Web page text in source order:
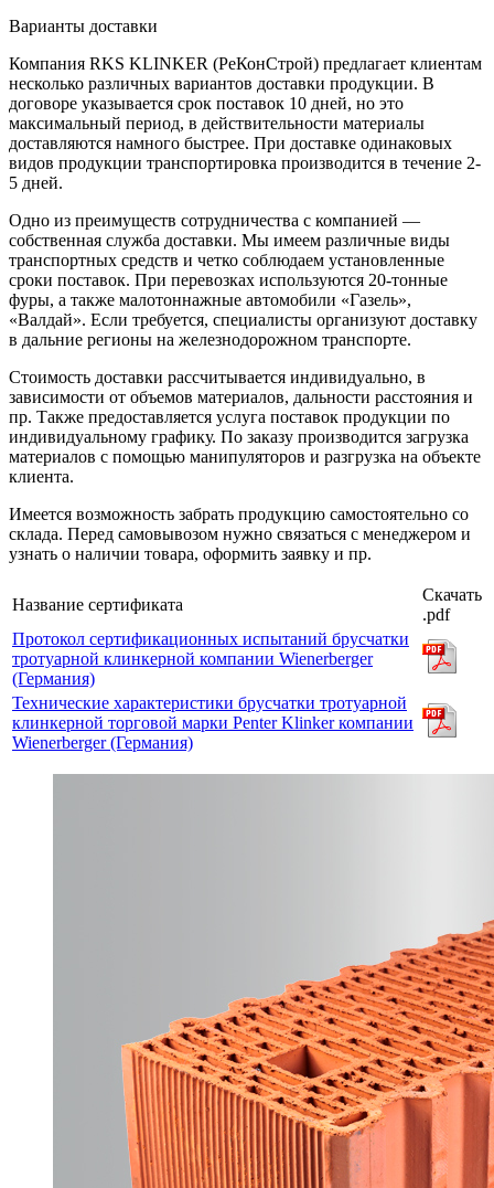
Варианты доставки
Компания RKS KLINKER (РеКонСтрой) предлагает клиентам
несколько различных вариантов доставки продукции. В
договоре указывается срок поставок 10 дней, но это
максимальный период, в действительности материалы
доставляются намного быстрее. При доставке одинаковых
видов продукции транспортировка производится в течение 2-
5 дней.
Одно из преимуществ сотрудничества с компанией —
собственная служба доставки. Мы имеем различные виды
транспортных средств и четко соблюдаем установленные
сроки поставок. При перевозках используются 20-тонные
фуры, а также малотоннажные автомобили «Газель»,
«Валдай». Если требуется, специалисты организуют доставку
в дальние регионы на железнодорожном транспорте.
Стоимость доставки рассчитывается индивидуально, в
зависимости от объемов материалов, дальности расстояния и
пр. Также предоставляется услуга поставок продукции по
индивидуальному графику. По заказу производится загрузка
материалов с помощью манипуляторов и разгрузка на объекте
клиента.
Имеется возможность забрать продукцию самостоятельно со
склада. Перед самовывозом нужно связаться с менеджером и
узнать о наличии товара, оформить заявку и пр.
Название сертификата
Скачать
.pdf
Протокол сертификационных испытаний брусчатки
тротуарной клинкерной компании Wienerberger
(Германия)
Технические характеристики брусчатки тротуарной
клинкерной торговой марки Penter Klinker компании
Wienerberger (Германия)